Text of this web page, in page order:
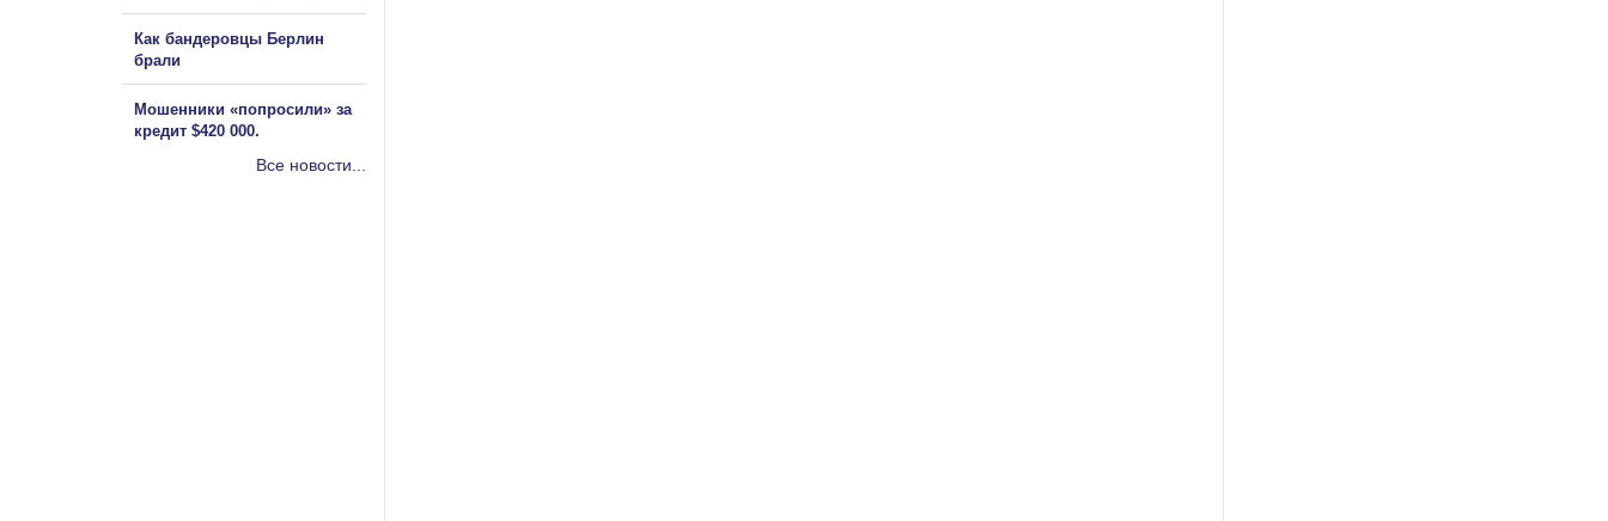
Как бандеровцы Берлин
брали
Мошенники «попросили» за
кредит $420 000.
Все новости...